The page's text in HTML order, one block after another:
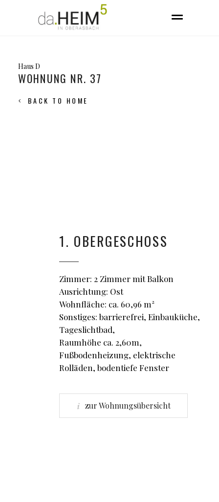
Haus D
WOHNUNG NR. 37
BACK TO HOME
1. OBERGESCHOSS
Zimmer: 2 Zimmer mit Balkon
Ausrichtung: Ost
Wohnfläche: ca. 60,96 m²
Sonstiges: barrierefrei, Einbauküche,
Tageslichtbad,
Raumhöhe ca. 2,60m,
Fußbodenheizung, elektrische
Rolläden, bodentiefe Fenster
zur Wohnungsübersicht